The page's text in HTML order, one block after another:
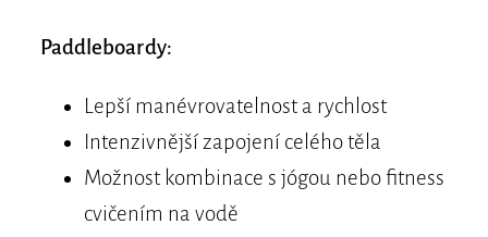
Paddleboardy:
Lepší manévrovatelnost a rychlost
Intenzivnější zapojení celého těla
Možnost kombinace s jógou nebo fitness
cvičením na vodě